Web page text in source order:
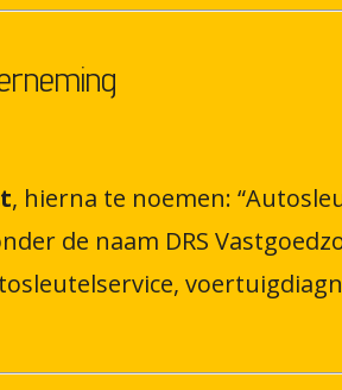
, hierna te noemen:
de naam DRS